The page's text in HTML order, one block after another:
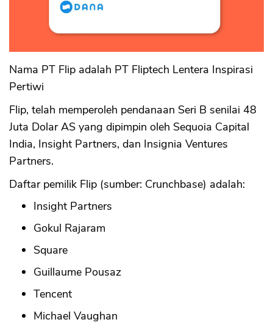
Nama PT Flip adalah PT Fliptech Lentera Inspirasi
Pertiwi
Flip, telah memperoleh pendanaan Seri B senilai 48
Juta Dolar AS yang dipimpin oleh Sequoia Capital
India, Insight Partners, dan Insignia Ventures
Partners.
Daftar pemilik Flip (sumber: Crunchbase) adalah:
Insight Partners
Gokul Rajaram
Square
Guillaume Pousaz
Tencent
Michael Vaughan